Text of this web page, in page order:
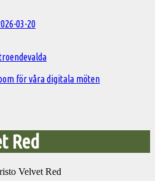
03-20
för våra digitala möten
Red
Velvet Red